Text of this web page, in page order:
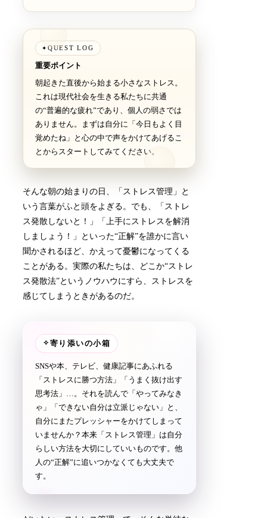
✦QUEST LOG
重要ポイント
朝起きた直後から始まる小さなストレス。
これは現代社会を生きる私たちに共通
の“普遍的な疲れ”であり、個人の弱さでは
ありません。まずは自分に「今日もよく目
覚めたね」と心の中で声をかけてあげるこ
とからスタートしてみてください。
そんな朝の始まりの日、「ストレス管理」と
いう言葉がふと頭をよぎる。でも、「ストレ
ス発散しないと！」「上手にストレスを解消
しましょう！」といった“正解”を誰かに言い
聞かされるほど、かえって憂鬱になってくる
ことがある。実際の私たちは、どこか“ストレ
ス発散法”というノウハウにすら、ストレスを
感じてしまうときがあるのだ。
✧寄り添いの小箱
SNSや本、テレビ、健康記事にあふれる
「ストレスに勝つ方法」「うまく抜け出す
思考法」…。それを読んで「やってみなき
ゃ」「できない自分は立派じゃない」と、
自分にまたプレッシャーをかけてしまって
いませんか？本来「ストレス管理」は自分
らしい方法を大切にしていいものです。他
人の“正解”に追いつかなくても大丈夫で
す。